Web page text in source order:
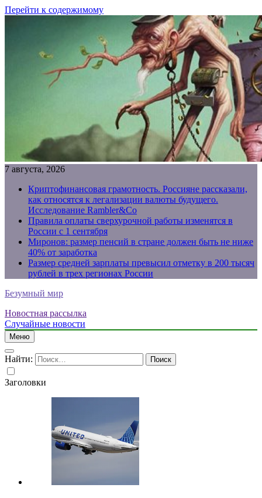
Перейти к содержимому
7 августа, 2026
Криптофинансовая грамотность. Россияне рассказали,
как относятся к легализации валюты будущего.
Исследование Rambler&Co
Правила оплаты сверхурочной работы изменятся в
России с 1 сентября
Миронов: размер пенсий в стране должен быть не ниже
40% от заработка
Размер средней зарплаты превысил отметку в 200 тысяч
рублей в трех регионах России
Безумный мир
Новостная рассылка
Случайные новости
Меню
Найти:
Заголовки